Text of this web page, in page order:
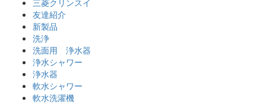
友達紹介
新製品
洗浄
洗面用 浄水器
浄水シャワー
浄水器
軟水シャワー
軟水洗濯機